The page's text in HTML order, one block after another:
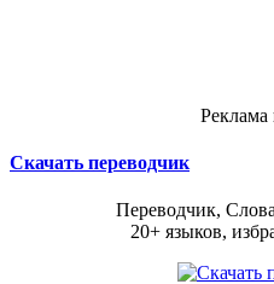
Реклама
Скачать переводчик
Переводчик,
20+ языков,